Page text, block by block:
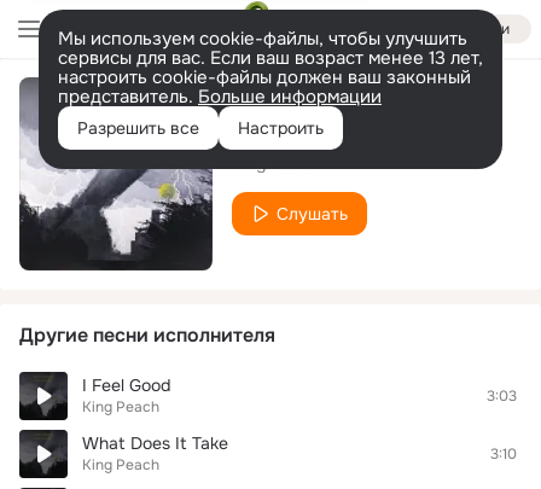
Войти
Мы используем cookie-файлы, чтобы улучшить
сервисы для вас. Если ваш возраст менее 13 лет,
настроить cookie-файлы должен ваш законный
представитель. Больше информации
Разрешить все Настроить
White Lightnin'
Слушать
Другие песни исполнителя
I Feel Good
King Peach
3:03
What Does It Take
King Peach
3:10